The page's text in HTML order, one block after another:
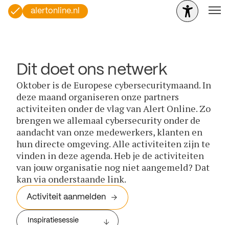
alertonline.nl
Dit doet ons netwerk
Oktober is de Europese cybersecuritymaand. In
deze maand organiseren onze partners
activiteiten onder de vlag van Alert Online. Zo
brengen we allemaal cybersecurity onder de
aandacht van onze medewerkers, klanten en
hun directe omgeving. Alle activiteiten zijn te
vinden in deze agenda. Heb je de activiteiten
van jouw organisatie nog niet aangemeld? Dat
kan via onderstaande link.
Activiteit aanmelden
Inspiratiesessie